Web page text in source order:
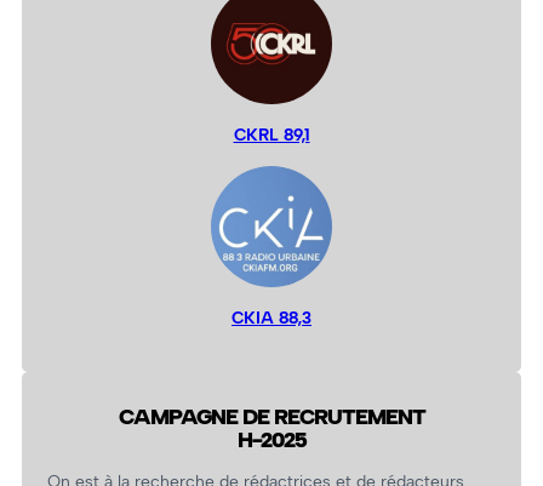
CKRL 89,1
CKIA 88,3
CAMPAGNE DE RECRUTEMENT
H-2025
On est à la recherche de rédactrices et de rédacteurs